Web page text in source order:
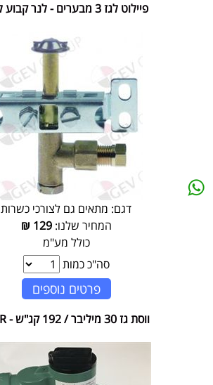
פיילוט לגז 3 מבערים - לנר קבוע למבער
דגם: מתאים גם לצורכי כשרות
המחיר שלנו:129
₪
כולל מע"מ
סה"כ כמות
פרטים נוספים
ווסת גז 30 מיליבר / 192 קג"ש - FISHER